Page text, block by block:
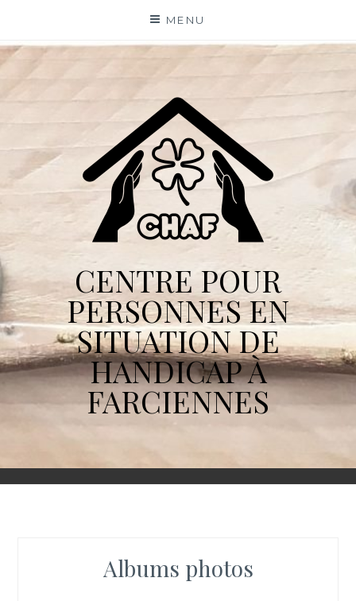
content
MENU
CENTRE POUR
PERSONNES EN
SITUATION DE
HANDICAP À
FARCIENNES
Albums photos